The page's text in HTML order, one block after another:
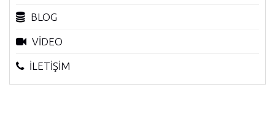
BLOG
VİDEO
İLETİŞİM